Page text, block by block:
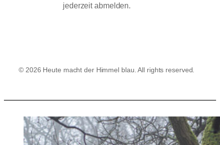
jederzeit abmelden.
© 2026 Heute macht der Himmel blau. All rights reserved.